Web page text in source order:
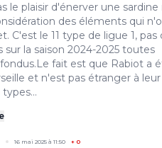
le plaisir d'énerver une sardine
des éléments qui
C'est le 11 type de ligue 1, pas
sur la saison 2024-2025 toutes
fait est que Rabiot a
et n'est pas étranger à
types...
16 mai 2025 à 11:50 + 0